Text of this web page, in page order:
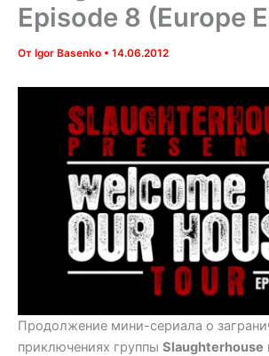
Episode 8 (Europe
От Igor Basenko • 14.06.2012
Продолжение мини-сериала о
приключениях группы Slaughterhouse